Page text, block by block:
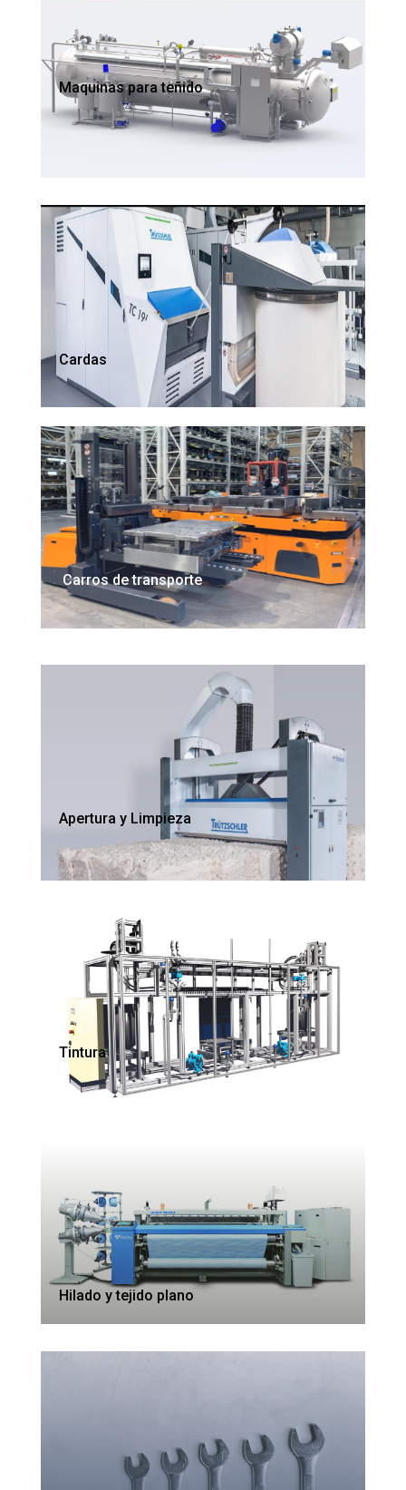
Maquinas para teñido
Cardas
Carros de transporte
Apertura y Limpieza
Tintura
Hilado y tejido plano